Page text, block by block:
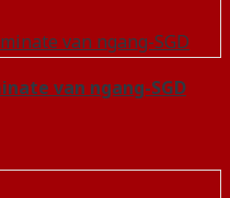
van ngang-SGD